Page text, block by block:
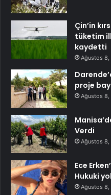
Çin’in
tüketim
kaydetti
Ağustos 8,
proje
Ağustos 8,
Verdi
Ağustos 8,
Ece
Hukuki
Ağustos 8,